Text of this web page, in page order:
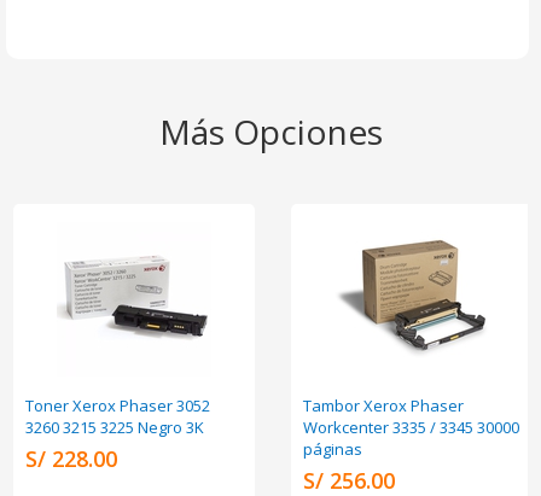
Más Opciones
Toner Xerox Phaser 3052
3260 3215 3225 Negro 3K
S/ 228.00
Tambor Xerox Phaser
Workcenter 3335 / 3345 30000
páginas
S/ 256.00